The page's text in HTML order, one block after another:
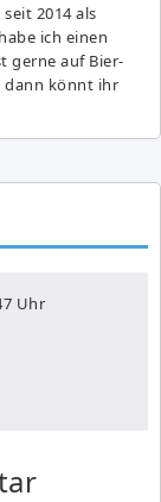
2014 als
ich einen
gerne auf Bier-
dann könnt ihr
Uhr